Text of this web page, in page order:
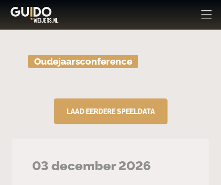
Oudejaarsconference
LAAD EERDERE SPEELDATA
03 december 2026